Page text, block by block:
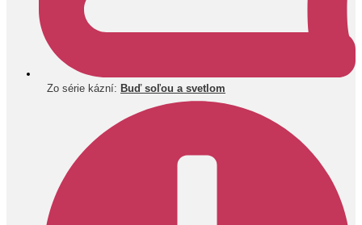
Zo série kázní: Buď soľou a svetlom